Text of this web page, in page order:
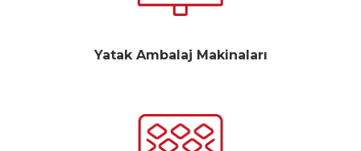
Yatak Ambalaj Makinaları